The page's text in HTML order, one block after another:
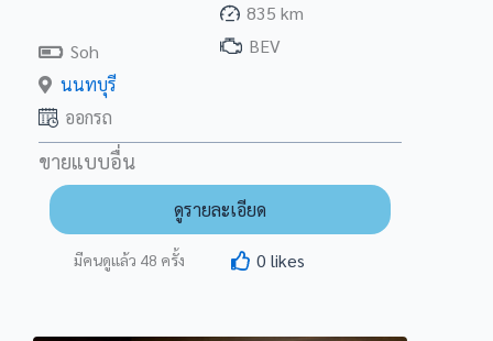
835 km
Soh
BEV
นนทบุรี
ออกรถ
ขายแบบอื่น
ดูรายละเอียด
มีคนดูแล้ว 48 ครั้ง 0 likes